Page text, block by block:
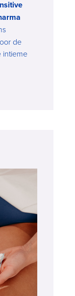
de
intieme